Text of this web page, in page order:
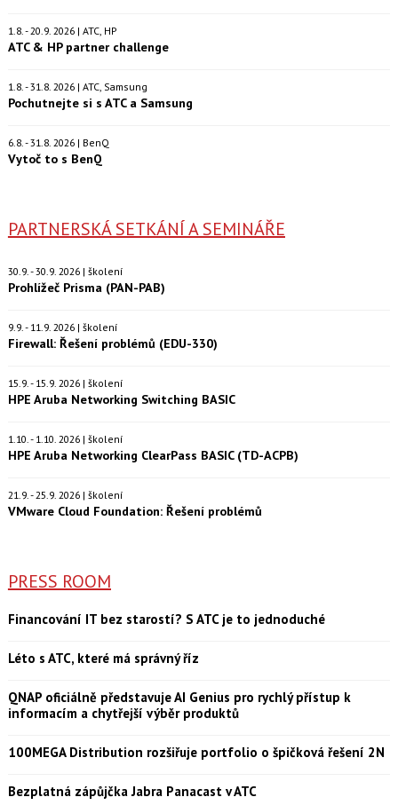
1.8. - 20.9. 2026 | ATC, HP
ATC & HP partner challenge
1.8. - 31.8. 2026 | ATC, Samsung
Pochutnejte si s ATC a Samsung
6.8. - 31.8. 2026 | BenQ
Vytoč to s BenQ
PARTNERSKÁ SETKÁNÍ A SEMINÁŘE
30.9. - 30.9. 2026 | školení
Prohlížeč Prisma (PAN-PAB)
9.9. - 11.9. 2026 | školení
Firewall: Řešení problémů (EDU-330)
15.9. - 15.9. 2026 | školení
HPE Aruba Networking Switching BASIC
1.10. - 1.10. 2026 | školení
HPE Aruba Networking ClearPass BASIC (TD-ACPB)
21.9. - 25.9. 2026 | školení
VMware Cloud Foundation: Řešení problémů
PRESS ROOM
Financování IT bez starostí? S ATC je to jednoduché
Léto s ATC, které má správný říz
QNAP oficiálně představuje AI Genius pro rychlý přístup k
informacím a chytřejší výběr produktů
100MEGA Distribution rozšiřuje portfolio o špičková řešení 2N
Bezplatná zápůjčka Jabra Panacast v ATC